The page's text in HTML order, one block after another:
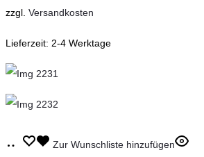
auf.
Optionen
können
der
zzgl. Versandkosten
Lieferzeit: 2-4 Werktage
Ausführung
Dieses
Zur Wunschliste hinzufügen